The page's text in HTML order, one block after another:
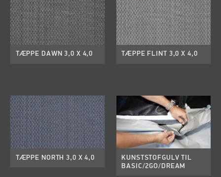
TÆPPE DAWN 3,0 X 4,0 TÆPPE FLINT 3,0 X 4,0
TÆPPE NORTH 3,0 X 4,0
KUNSTSTOFGULV TIL
BASIC/2GO/DREAM